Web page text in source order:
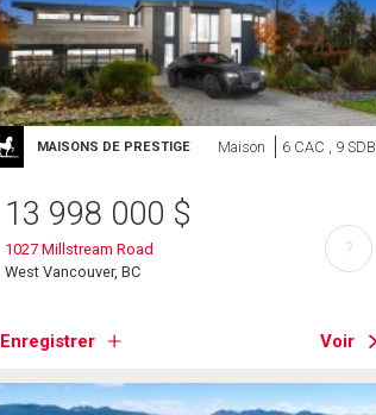
MAISONS DE PRESTIGE Maison 6 CAC , 9 SDB
13 998 000 $
1027 Millstream Road
West Vancouver, BC
Enregistrer Voir
?